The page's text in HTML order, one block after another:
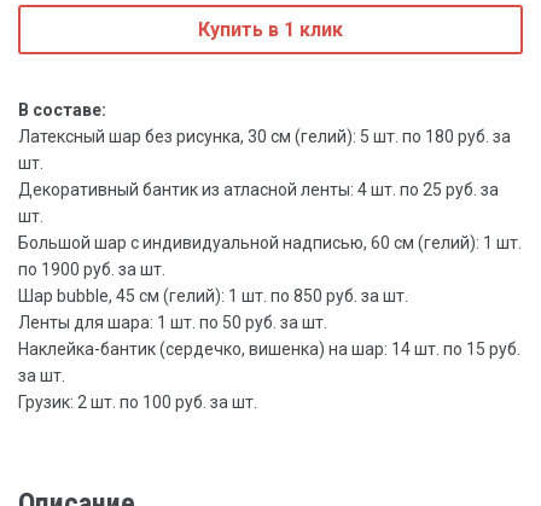
Купить в 1 клик
В составе:
Латексный шар без рисунка, 30 см (гелий): 5 шт. по 180 руб. за
шт.
Декоративный бантик из атласной ленты: 4 шт. по 25 руб. за
шт.
Большой шар с индивидуальной надписью, 60 см (гелий): 1 шт.
по 1900 руб. за шт.
Шар bubble, 45 см (гелий): 1 шт. по 850 руб. за шт.
Ленты для шара: 1 шт. по 50 руб. за шт.
Наклейка-бантик (сердечко, вишенка) на шар: 14 шт. по 15 руб.
за шт.
Грузик: 2 шт. по 100 руб. за шт.